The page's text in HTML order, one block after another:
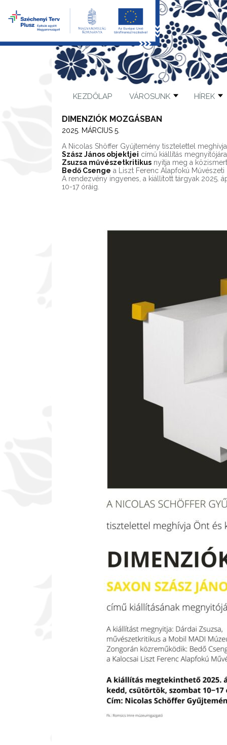
KEZDŐLAP VÁROSUNK HÍREK
DIMENZIÓK MOZGÁSBAN
2025. MÁRCIUS 5.
A Nicolas Shöffer Gyűjtemény tisztelettel
Szász János objektjei című kiállítás
Zsuzsa művészetkritikus nyitja meg a
Bedő Csenge a Liszt Ferenc Alapfokú Művészeti
A rendezvény ingyenes, a kiállított tárgyak 2025.
10-17 óráig.